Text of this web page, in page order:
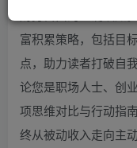
富积累策略，包括目
点，助力读者打破自
论您是职场人士、创
项思维对比与行动指
终从被动收入走向主动